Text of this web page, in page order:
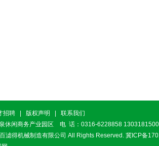
招聘 版权声明
联系我们
休闲商务产业园区 电 话：0316-6228858
百滤得机械制造有限公司 All Rights Reserved. 冀ICP备